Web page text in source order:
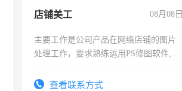
店铺美工 08月08日
主要工作是公司产品在网络店铺的图片
处理工作，要求熟练运用PS修图软件,工
查看联系方式